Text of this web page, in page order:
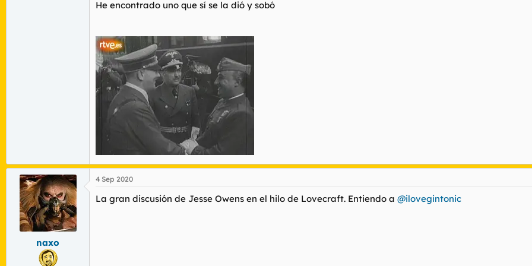
He encontrado uno que sí se la dió y sobó
naxo
4 Sep 2020
La gran discusión de Jesse Owens en el hilo de Lovecraft. Entiendo a @ilovegintonic